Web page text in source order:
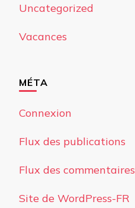
Uncategorized
Vacances
MÉTA
Connexion
Flux des publications
Flux des commentaires
Site de WordPress-FR